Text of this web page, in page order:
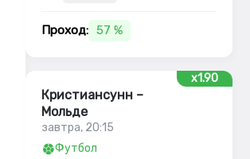
Проход: 57 %
x1.90
Кристиансунн –
Мольде
завтра, 20:15
Футбол